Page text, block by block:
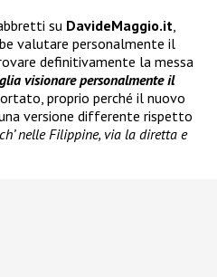
su DavideMaggio.it,
valutare personalmente il
definitivamente la messa
visionare personalmente il
proprio perché il nuovo
versione differente rispetto
nelle Filippine, via la diretta e